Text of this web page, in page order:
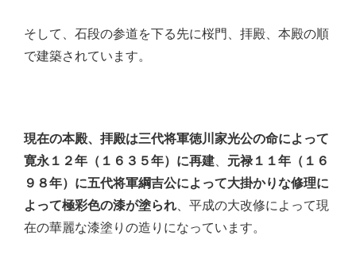
そして、石段の参道を下る先に桜門、拝殿、本殿の順
で建築されています。
現在の本殿、拝殿は三代将軍徳川家光公の命によって
寛永１２年（１６３５年）に再建、 元禄１１年（１６
９８年）に五代将軍綱吉公によって大掛かりな修理に
よって極彩色の漆が塗られ、平成の大改修によって現
在の華麗な漆塗りの造りになっています。